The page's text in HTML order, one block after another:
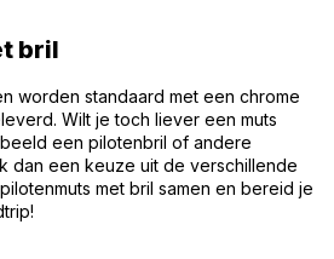
bril
worden standaard met een chrome
Wilt je toch liever een muts
een pilotenbril of andere
dan een keuze uit de verschillende
met bril samen en bereid je